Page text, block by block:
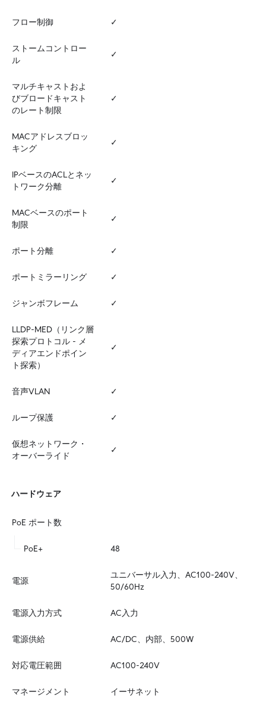
フロー制御 ✓
ストームコントロー
ル
✓
マルチキャストおよ
びブロードキャスト
のレート制限
✓
MACアドレスブロッ
キング
✓
IPベースのACLとネッ
トワーク分離
✓
MACベースのポート
制限
✓
ポート分離 ✓
ポートミラーリング ✓
ジャンボフレーム ✓
LLDP-MED（リンク層
探索プロトコル - メ
ディアエンドポイン
ト探索）
✓
音声VLAN ✓
ループ保護 ✓
仮想ネットワーク・
オーバーライド
✓
ハードウェア
PoE ポート数
PoE+ 48
電源
ユニバーサル入力、AC100-240V、
50/60Hz
電源入力方式 AC入力
電源供給 AC/DC、内部、500W
対応電圧範囲 AC100-240V
マネージメント イーサネット